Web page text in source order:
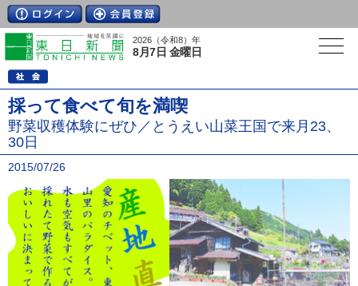
2026（令和8）年
8月7日 金曜日
採って食べて旬を満喫
野菜収穫体験にぜひ／とうえい山菜王国で来月23、
30日
2015/07/26